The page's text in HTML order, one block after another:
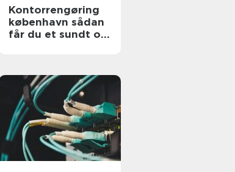
Kontorrengøring
københavn sådan
får du et sundt og